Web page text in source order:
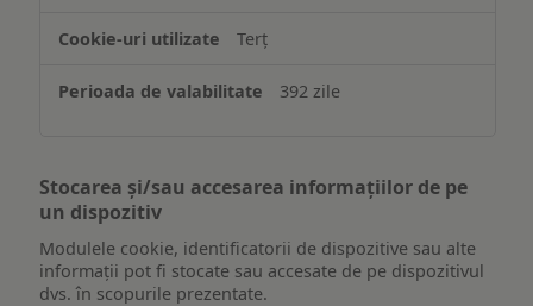
Terț
392 zile
Stocarea și/sau accesarea informațiilor de pe
un dispozitiv
Modulele cookie, identificatorii de dispozitive sau alte
informații pot fi stocate sau accesate de pe dispozitivul
dvs. în scopurile prezentate.